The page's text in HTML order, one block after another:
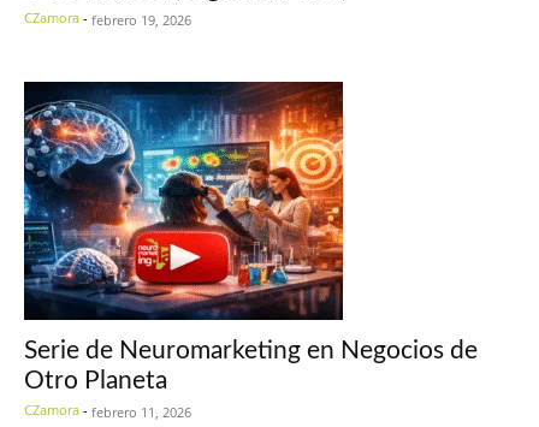
CZamora - febrero 19, 2026
Serie de Neuromarketing en Negocios de
Otro Planeta
CZamora - febrero 11, 2026